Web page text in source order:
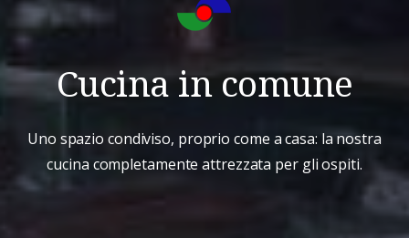
Cucina in comune
Uno spazio condiviso, proprio come a casa: la nostra
cucina completamente attrezzata per gli ospiti.